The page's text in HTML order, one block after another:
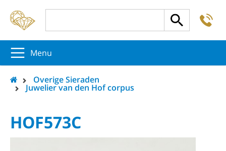
Menu
Overige Sieraden
Juwelier van den Hof corpus
HOF573C